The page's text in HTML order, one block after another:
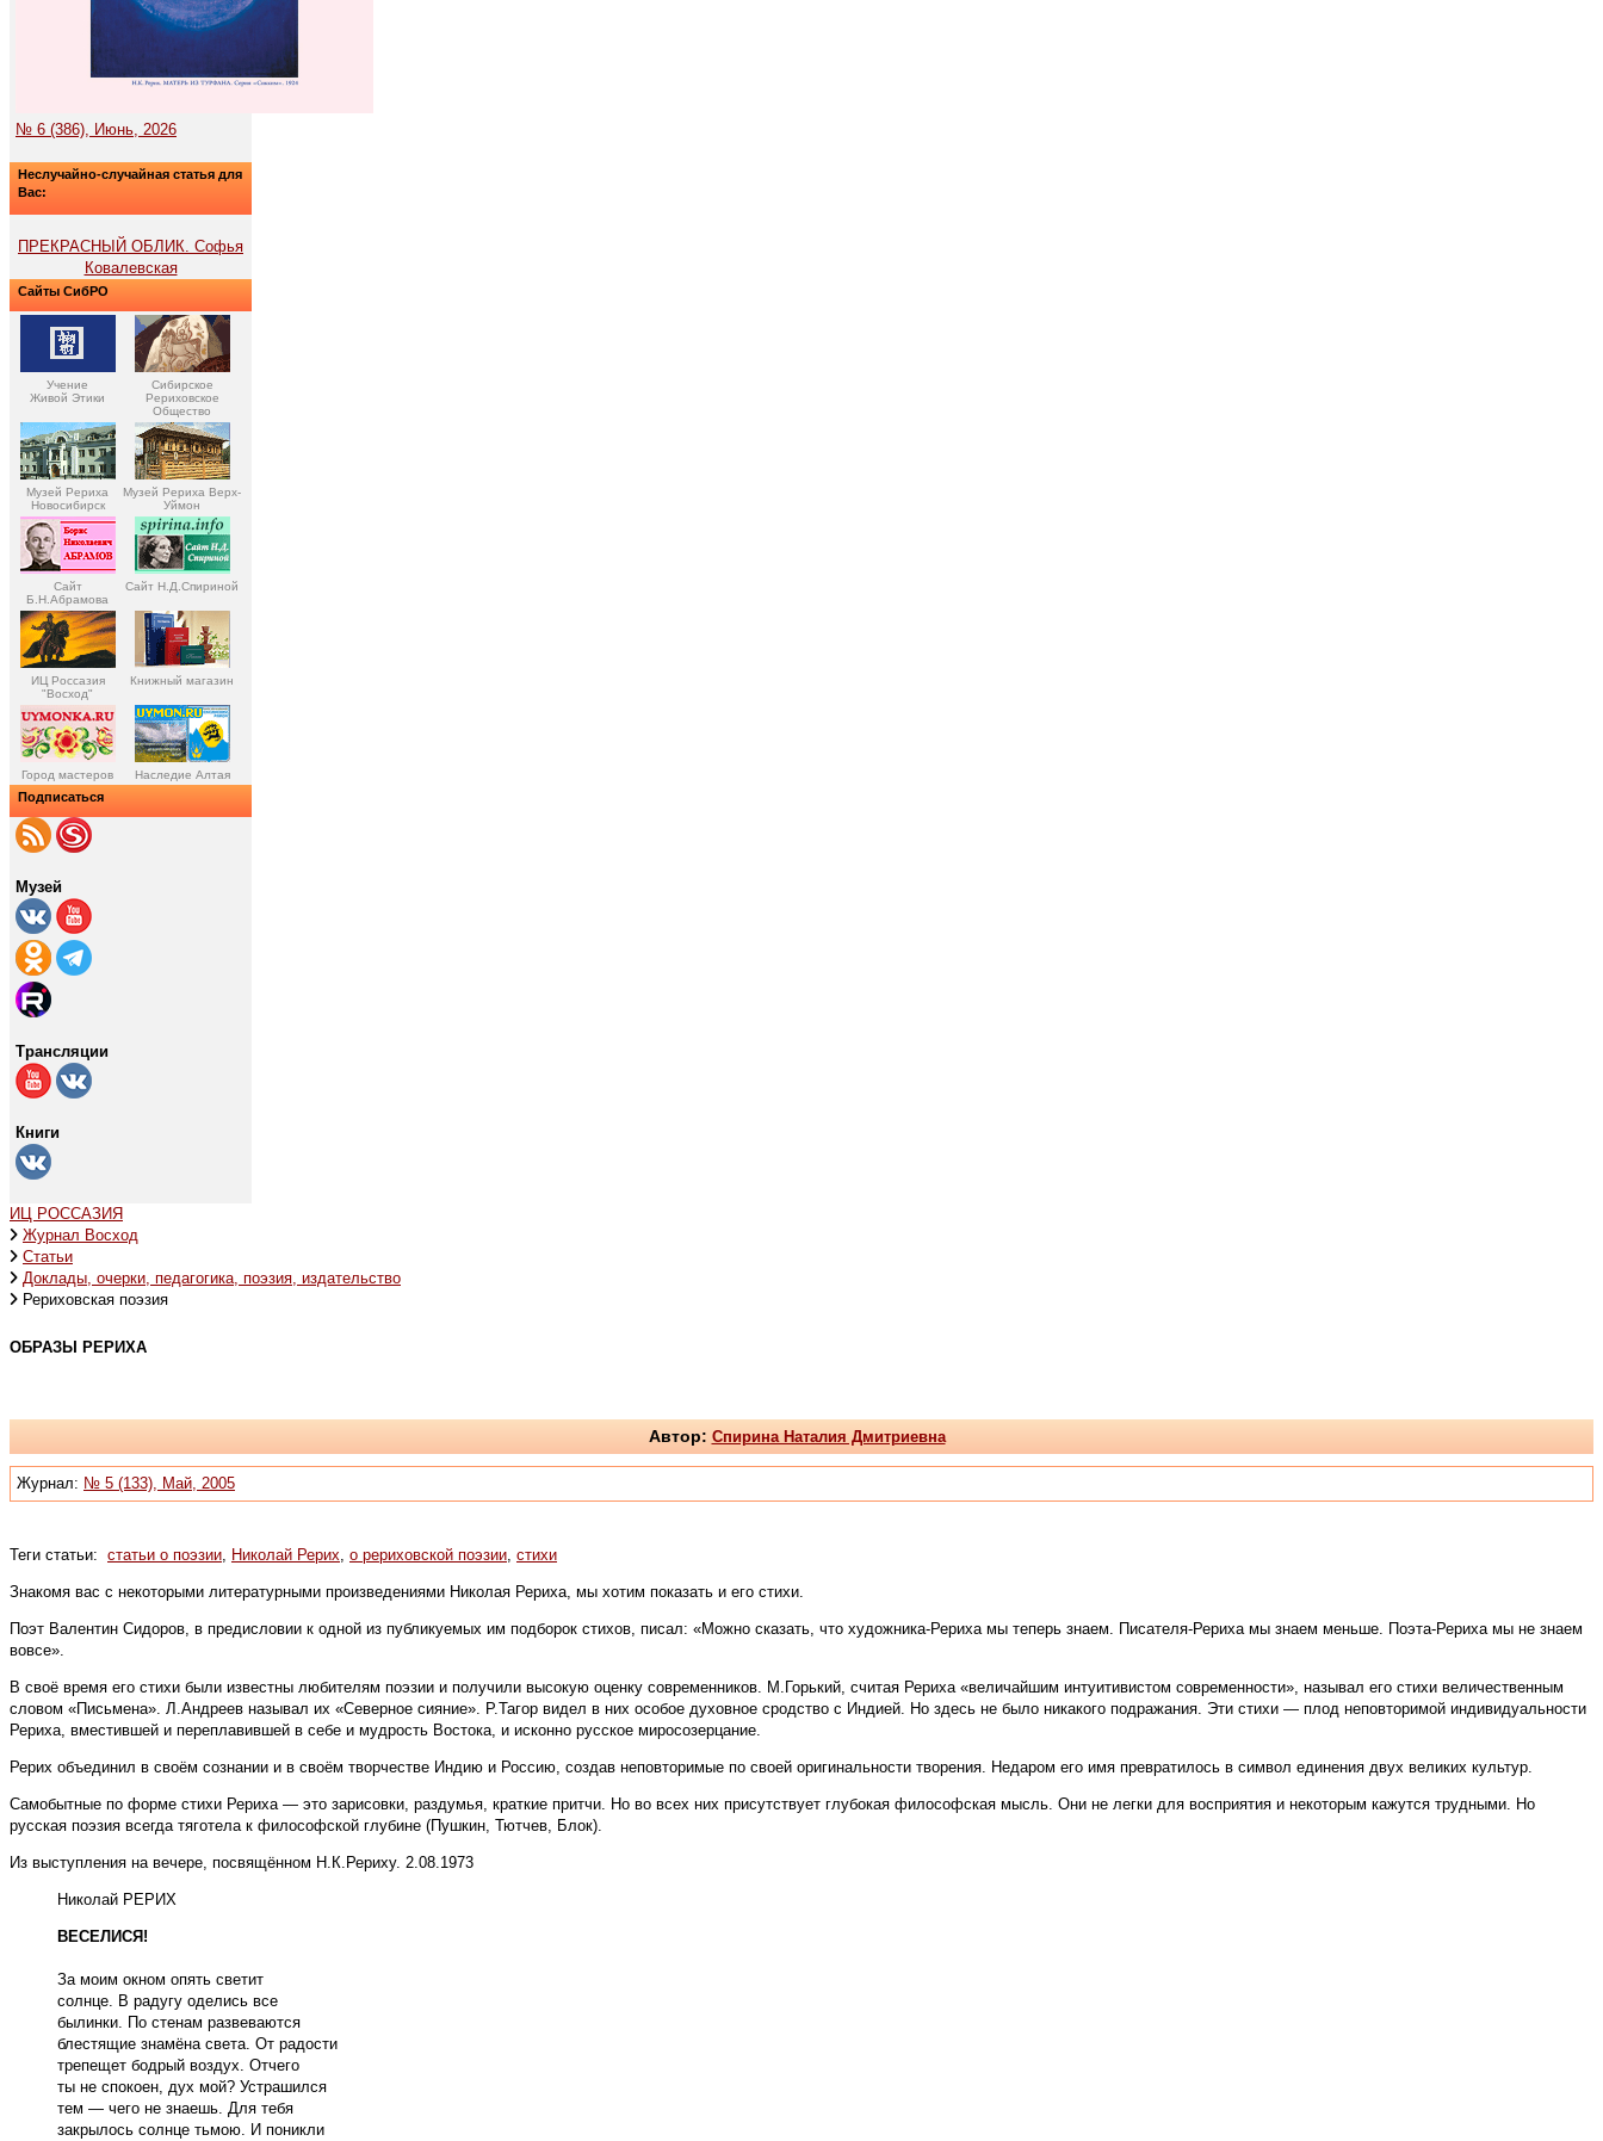
№ 6 (386), Июнь, 2026
Неслучайно-случайная статья для
Вас:
ПРЕКРАСНЫЙ ОБЛИК. Софья
Ковалевская
Сайты СибРО
Учение
Живой Этики
Сибирское
Рериховское
Общество
Музей Рериха
Новосибирск
Музей Рериха Верх-
Уймон
Сайт
Б.Н.Абрамова
Сайт Н.Д.Спириной
ИЦ Россазия
"Восход"
Книжный магазин
Город мастеров Наследие Алтая
Подписаться
Музей
Трансляции
Книги
ИЦ РОССАЗИЯ
Журнал Восход
Статьи
Доклады, очерки, педагогика, поэзия, издательство
Рериховская поэзия
ОБРАЗЫ РЕРИХА
Автор: Спирина Наталия Дмитриевна
Журнал: № 5 (133), Май, 2005
Теги статьи: статьи о поэзии Николай Рерих о рериховской поэзии стихи
Знакомя вас с некоторыми литературными произведениями Николая Рериха, мы хотим показать и его стихи.
Поэт Валентин Сидоров, в предисловии к одной из публикуемых им подборок стихов, писал: «Можно сказать, что художника-Рериха мы теперь знаем. Писателя-Рериха мы знаем меньше. Поэта-Рериха мы не знаем
вовсе».
В своё время его стихи были известны любителям поэзии и получили высокую оценку современников. М.Горький, считая Рериха «величайшим интуитивистом современности», называл его стихи величественным
словом «Письмена». Л.Андреев называл их «Северное сияние». Р.Тагор видел в них особое духовное сродство с Индией. Но здесь не было никакого подражания. Эти стихи — плод неповторимой индивидуальности
Рериха, вместившей и переплавившей в себе и мудрость Востока, и исконно русское миросозерцание.
Рерих объединил в своём сознании и в своём творчестве Индию и Россию, создав неповторимые по своей оригинальности творения. Недаром его имя превратилось в символ единения двух великих культур.
Самобытные по форме стихи Рериха — это зарисовки, раздумья, краткие притчи. Но во всех них присутствует глубокая философская мысль. Они не легки для восприятия и некоторым кажутся трудными. Но
русская поэзия всегда тяготела к философской глубине (Пушкин, Тютчев, Блок).
Из выступления на вечере, посвящённом Н.К.Рериху. 2.08.1973
Николай РЕРИХ
ВЕСЕЛИСЯ!
За моим окном опять светит
солнце. В радугу оделись все
былинки. По стенам развеваются
блестящие знамёна света. От радости
трепещет бодрый воздух. Отчего
ты не спокоен, дух мой? Устрашился
тем — чего не знаешь. Для тебя
закрылось солнце тьмою. И поникли